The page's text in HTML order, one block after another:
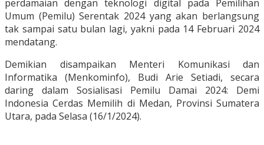
perdamaian dengan teknologi digital pada Pemilihan
Umum (Pemilu) Serentak 2024 yang akan berlangsung
tak sampai satu bulan lagi, yakni pada 14 Februari 2024
mendatang.
Demikian disampaikan Menteri Komunikasi dan
Informatika (Menkominfo), Budi Arie Setiadi, secara
daring dalam Sosialisasi Pemilu Damai 2024: Demi
Indonesia Cerdas Memilih di Medan, Provinsi Sumatera
Utara, pada Selasa (16/1/2024).